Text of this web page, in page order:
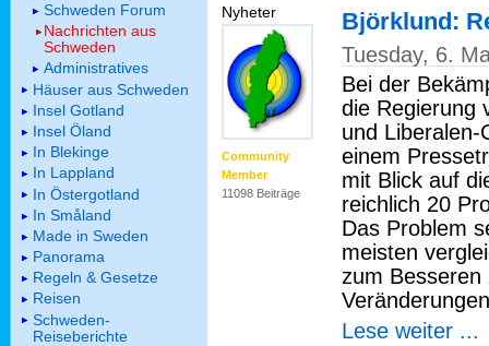
Nyheter
Community
Member
11098 Beiträge
Björklund:
Tuesday, 6.
Bei der
die Regierung
und Liberalen-
einem
mit Blick auf
reichlich 20
Das Problem
meisten
zum
Lese weiter ...
Schweden Forum
Nachrichten aus
Schweden
Administratives
Häuser aus Schweden
Insel Gotland
Insel Öland
In Blekinge
In Lappland
In Östergotland
In Småland
Made in Sweden
Panorama
Regeln & Gesetze
Reisen
Schweden-
Reiseberichte